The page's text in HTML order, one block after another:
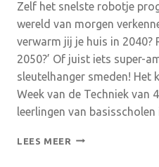
Zelf het snelste robotje
wereld van morgen
verwarm jij je huis in 2040?
2050?’ Of juist iets super-
sleutelhanger smeden! Het
Week van de Techniek van
leerlingen van
LEES MEER WEEK